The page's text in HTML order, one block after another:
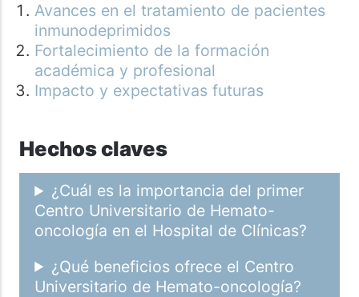
Avances en el tratamiento de pacientes
inmunodeprimidos
Fortalecimiento de la formación
académica y profesional
Impacto y expectativas futuras
Hechos claves
¿Cuál es la importancia del primer
Centro Universitario de Hemato-
oncología en el Hospital de Clínicas?
¿Qué beneficios ofrece el Centro
Universitario de Hemato-oncología?